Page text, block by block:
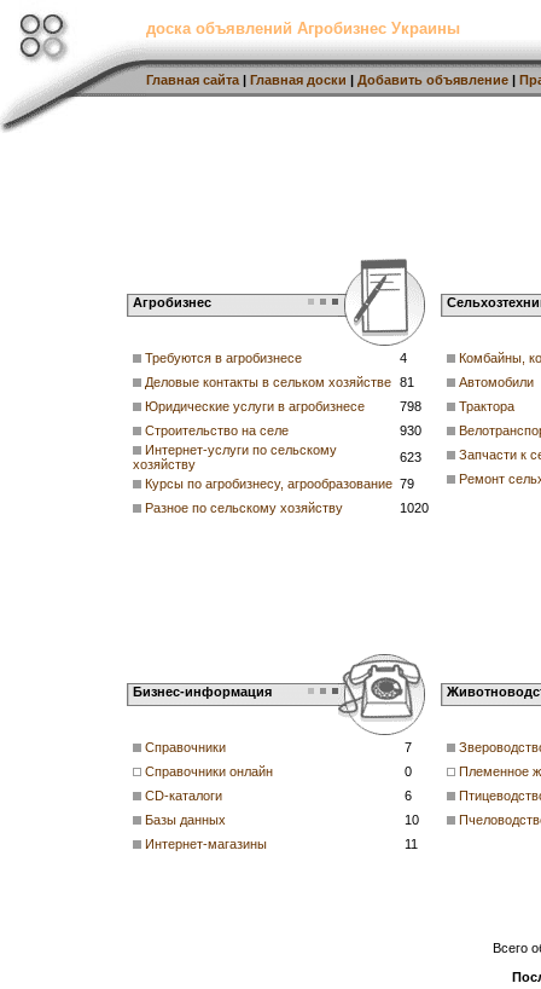
доска объявлений Агробизнес Украины
Главная сайта | Главная доски | Добавить объявление |
Агробизнес
Требуются в агробизнесе
4
Деловые контакты в сельком хозяйстве 81
Юридические услуги в агробизнесе
798
Строительство на селе
930
Интернет-услуги по сельскому
хозяйству
623
Курсы по агробизнесу, агрообразование 79
Разное по сельскому хозяйству
1020
Комбайны,
Автомобили
Трактора
Запчасти к
Ремонт
Бизнес-информация
Справочники
7
Справочники онлайн
0
CD-каталоги
6
Базы данных
10
Интернет-магазины
11
Племенное
Всего